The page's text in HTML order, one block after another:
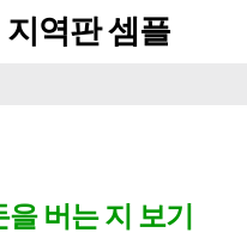
지역판 셈플
버는 지 보기